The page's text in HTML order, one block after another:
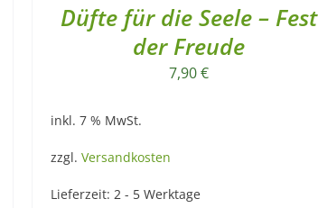
Düfte für die Seele – Fest
der Freude
7,90€
inkl. 7 % MwSt.
zzgl. Versandkosten
Lieferzeit: 2 - 5 Werktage